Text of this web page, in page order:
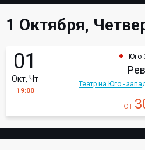
1 Октября,
01
Окт, Чт
19:00
Театр на Юго -
от